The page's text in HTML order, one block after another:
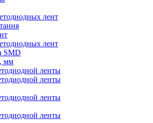
лент
лент
SMD
мм
ленты
ленты
ленты
ленты